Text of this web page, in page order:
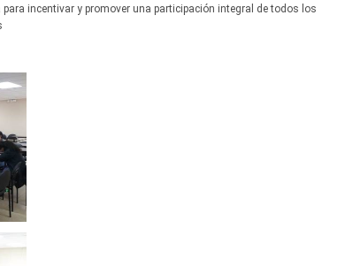
incentivar y promover una participación integral de todos los